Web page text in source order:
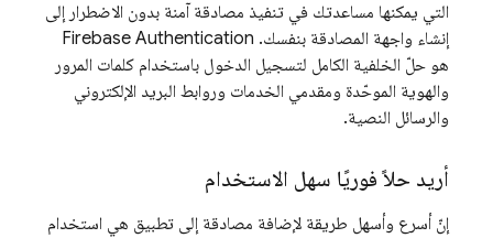
التي يمكنها مساعدتك في تنفيذ مصادقة آمنة بدون الاضطرار إلى
إنشاء واجهة المصادقة بنفسك. Firebase Authentication
هو حلّ الخلفية الكامل لتسجيل الدخول باستخدام كلمات المرور
والهوية الموحّدة ومقدمي الخدمات وروابط البريد الإلكتروني
والرسائل النصية.
أريد حلاً فوريًا سهل الاستخدام
إنّ أسرع وأسهل طريقة لإضافة مصادقة إلى تطبيق هي استخدام